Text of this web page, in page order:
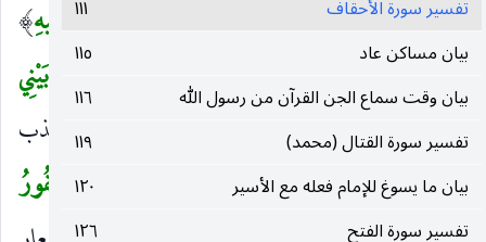
تفسير سورة الأحقاف
١١١
بيان مساكن عاد
١١٥
بيان وقت سماع الجن القرآن من رسول الله
١١٦
تفسير سورة القتال (محمد)
١١٩
بيان ما يسوغ للإمام فعله مع الأسير
١٢٠
تفسير سورة الفتح
١٢٦
نفع ولا دفع ضر من قبلكم.
هُوَ أَعْلَمُ بِما تُفِيضُونَ فِيهِ)
تندفعون فيه من القدح في آياته.
كَفى بِهِ شَهِيداً بَيْنِي
وَبَيْنَكُمْ يشهد لي بالصدق والبلاغ وعليكم بالكذب
والإنكار ، وهو وعيد بجزاء إفاضتهم ،
وَهُوَ الْغَفُورُ